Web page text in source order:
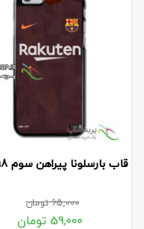
قاب بارسلونا پیراهن سوم 2017/18
65,000تومان
59,000 تومان